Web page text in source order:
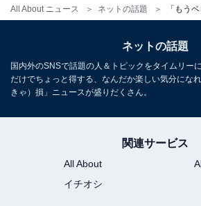
All About ニュース ネットの話題
ネットの話題
国内外のSNSで話題の人＆トピックをタイムリー
だけでちょっと得する、なんだか楽しい気分にな
きゃ）損」ニュースが盛りだくさん。
関連サービス
All About
イチオシ